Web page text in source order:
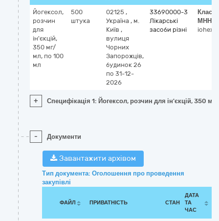
Йогексол,
розчин
для
ін'єкцій,
350 мг/
мл, по 100
мл
500
штука
02125 ,
Україна , м.
Київ ,
вулиця
Чорних
Запорожців,
будинок 26
по 31-12-
2026
33690000-3
Лікарські
засоби різні
МНН
iohexol
+ Специфікація 1: Йогексол, розчин для ін'єкцій, 350
- Документи
Завантажити архівом
Тип документа: Оголошення про проведення
закупівлі
ФАЙЛ ПРИВАТНІСТЬ СТАН
ДАТА
ТА
ЧАС